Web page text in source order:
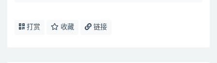
打赏 收藏 链接